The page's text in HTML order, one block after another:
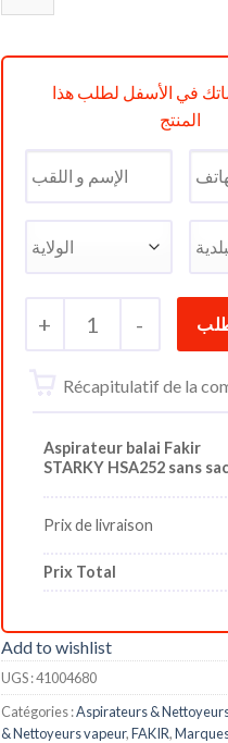
في الأسفل لطلب هذا
المنتج
+ 1 -
Récapitulatif de la
Aspirateur balai Fakir
STARKY HSA252 sans sac
Prix de livraison
Prix Total
Add to wishlist
UGS :41004680
Catégories :Aspirateurs &
& Nettoyeurs vapeur,FAKIR,